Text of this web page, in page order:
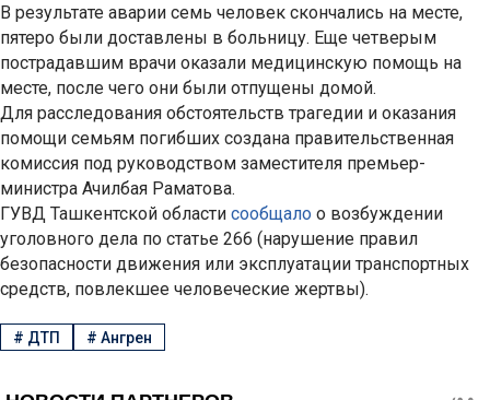
В результате аварии семь человек скончались на месте,
пятеро были доставлены в больницу. Еще четверым
пострадавшим врачи оказали медицинскую помощь на
месте, после чего они были отпущены домой.
Для расследования обстоятельств трагедии и оказания
помощи семьям погибших создана правительственная
комиссия под руководством заместителя премьер-
министра Ачилбая Раматова.
ГУВД Ташкентской области сообщало о возбуждении
уголовного дела по статье 266 (нарушение правил
безопасности движения или эксплуатации транспортных
средств, повлекшее человеческие жертвы).
# ДТП # Ангрен